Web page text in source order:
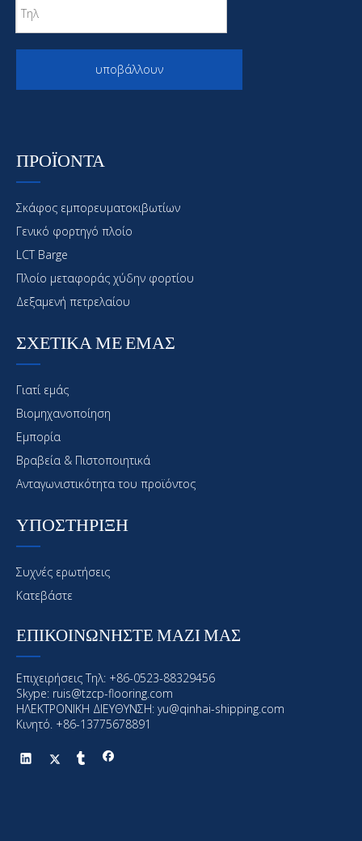
Επόμενο:
Θαλάσσια και υπεράκτιες επικάλυψη
υποβάλλουν
ΠΡΟΪΟΝΤΑ
Σκάφος εμπορευματοκιβωτίων
Γενικό φορτηγό πλοίο
LCT Barge
Πλοίο μεταφοράς χύδην φορτίου
Δεξαμενή πετρελαίου
ΣΧΕΤΙΚΑ ΜΕ ΕΜΑΣ
Γιατί εμάς
Βιομηχανοποίηση
Εμπορία
Βραβεία & Πιστοποιητικά
Ανταγωνιστικότητα του προϊόντος
ΥΠΟΣΤΗΡΙΞΗ
Συχνές ερωτήσεις
Κατεβάστε
ΕΠΙΚΟΙΝΩΝΗΣΤΕ ΜΑΖΙ ΜΑΣ
Επιχειρήσεις Τηλ: +86-0523-88329456
Skype: ruis@tzcp-flooring.com
ΗΛΕΚΤΡΟΝΙΚΗ ΔΙΕΥΘΥΝΣΗ: yu@qinhai-shipping.com
Κινητό. +86-13775678891